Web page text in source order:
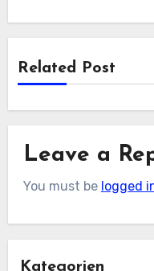
Related Post
Leave a
You must be logged
Kategorien